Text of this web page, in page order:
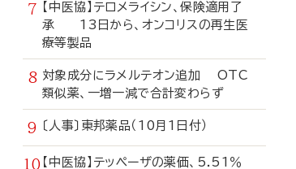
【中医協】テロメライシン、保険適用了
承 13日から、オンコリスの再生医
療等製品
対象成分にラメルテオン追加 OTC
類似薬、一増一減で合計変わらず
〔人事〕東邦薬品（10月1日付）
【中医協】テッペーザの薬価、5.51％